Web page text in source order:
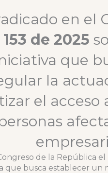
en el
de 2025
que
la
el acceso
de la República
que busca establecer